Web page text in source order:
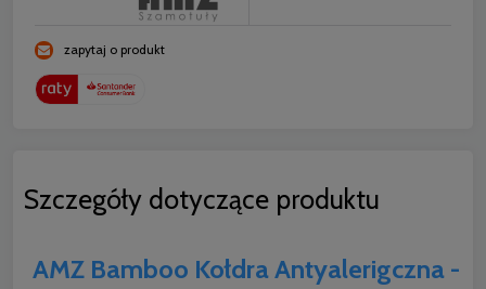
zapytaj o produkt
Szczegóły dotyczące produktu
AMZ Bamboo Kołdra Antyalerigczna -